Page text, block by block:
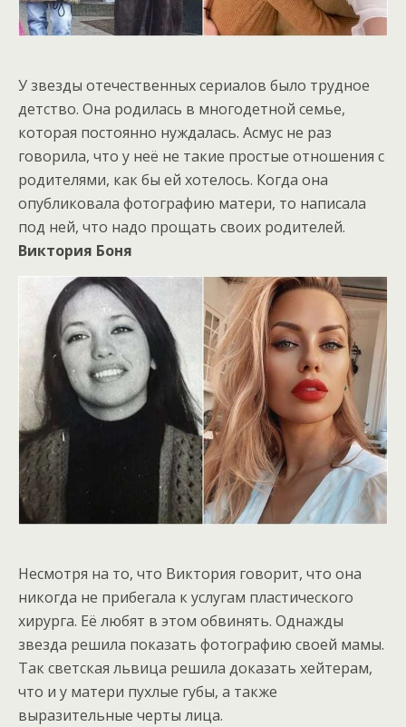
У звезды отечественных сериалов было трудное
детство. Она родилась в многодетной семье,
которая постоянно нуждалась. Асмус не раз
говорила, что у неё не такие простые отношения с
родителями, как бы ей хотелось. Когда она
опубликовала фотографию матери, то написала
под ней, что надо прощать своих родителей.
Виктория Боня
Несмотря на то, что Виктория говорит, что она
никогда не прибегала к услугам пластического
хирурга. Её любят в этом обвинять. Однажды
звезда решила показать фотографию своей мамы.
Так светская львица решила доказать хейтерам,
что и у матери пухлые губы, а также
выразительные черты лица.